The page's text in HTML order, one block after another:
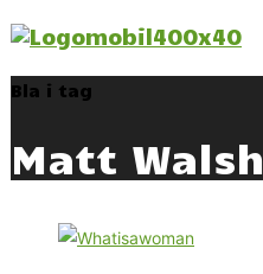
Bla i tag
Matt Walsh